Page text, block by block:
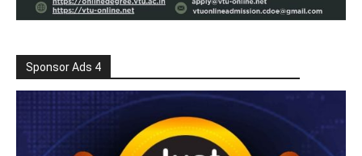
Sponsor Ads 4